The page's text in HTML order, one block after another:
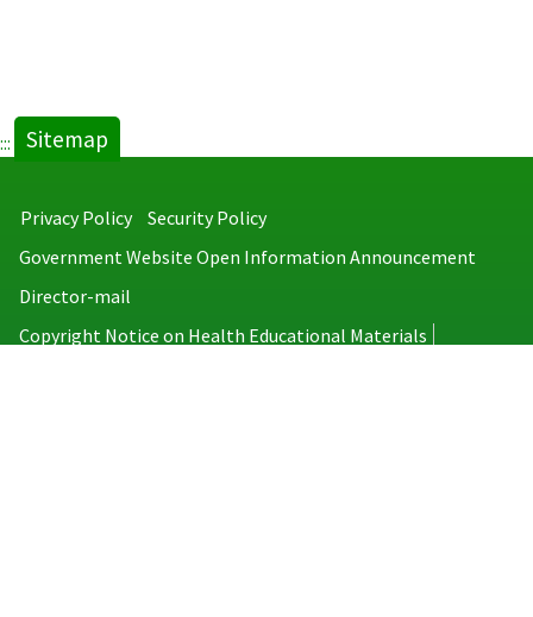
::: Sitemap
Privacy Policy
Security Policy
Government Website Open Information Announcement
Director-mail
Copyright Notice on Health Educational Materials